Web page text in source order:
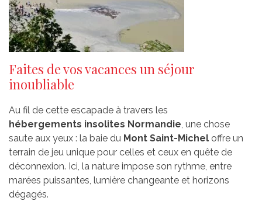
Faites de vos vacances un séjour
inoubliable
Au fil de cette escapade à travers les
hébergements insolites Normandie, une chose
saute aux yeux : la baie du Mont Saint-Michel offre un
terrain de jeu unique pour celles et ceux en quête de
déconnexion. Ici, la nature impose son rythme, entre
marées puissantes, lumière changeante et horizons
dégagés.